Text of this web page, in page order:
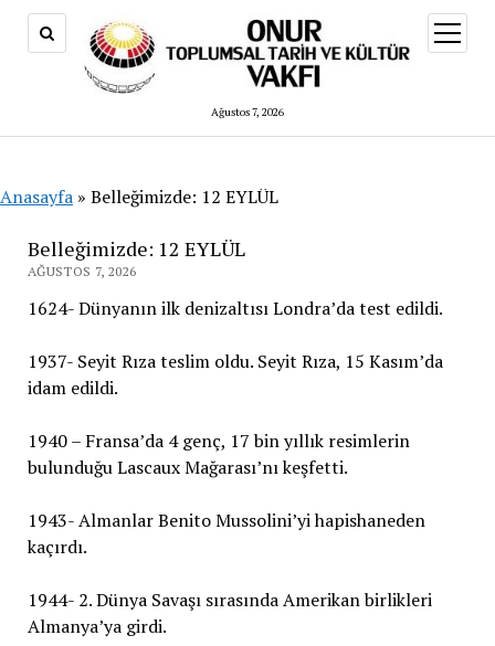
Ağustos 7, 2026
aç
Anasayfa » Belleğimizde: 12 EYLÜL
Belleğimizde: 12 EYLÜL
AĞUSTOS 7, 2026
1624- Dünyanın ilk denizaltısı Londra’da test edildi.
1937- Seyit Rıza teslim oldu. Seyit Rıza, 15 Kasım’da
idam edildi.
1940 – Fransa’da 4 genç, 17 bin yıllık resimlerin
bulunduğu Lascaux Mağarası’nı keşfetti.
1943- Almanlar Benito Mussolini’yi hapishaneden
kaçırdı.
1944- 2. Dünya Savaşı sırasında Amerikan birlikleri
Almanya’ya girdi.